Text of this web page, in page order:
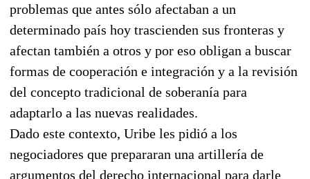
problemas que antes sólo afectaban a un
determinado país hoy trascienden sus fronteras y
afectan también a otros y por eso obligan a buscar
formas de cooperación e integración y a la revisión
del concepto tradicional de soberanía para
adaptarlo a las nuevas realidades.
Dado este contexto, Uribe les pidió a los
negociadores que prepararan una artillería de
argumentos del derecho internacional para darle